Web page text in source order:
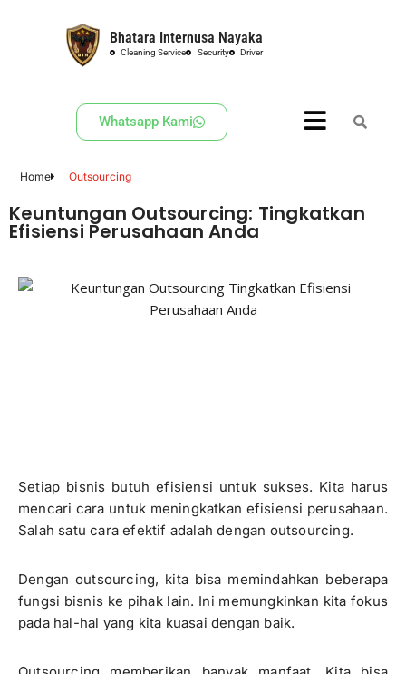
Bhatara Internusa Nayaka
Cleaning Service Security Driver
Whatsapp Kami
Home Outsourcing
Keuntungan Outsourcing: Tingkatkan
Efisiensi Perusahaan Anda
Setiap bisnis butuh efisiensi untuk sukses. Kita harus
mencari cara untuk meningkatkan efisiensi perusahaan.
Salah satu cara efektif adalah dengan outsourcing.
Dengan outsourcing, kita bisa memindahkan beberapa
fungsi bisnis ke pihak lain. Ini memungkinkan kita fokus
pada hal-hal yang kita kuasai dengan baik.